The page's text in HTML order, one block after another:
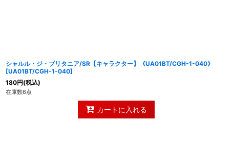
シャルル・ジ・ブリタニア/SR【キャラクター】《UA01BT/CGH-1-040》
[UA01BT/CGH-1-040]
180円(税込)
在庫数6点
カートに入れる